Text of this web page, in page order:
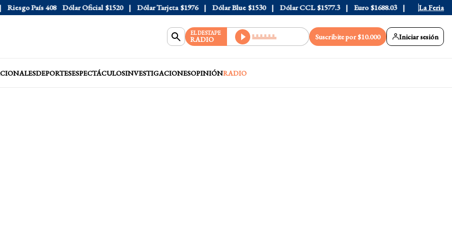
Riesgo País 408 Dólar Oficial $1520 Dólar Tarjeta $1976 Dólar Blue $1530 Dólar CCL $1577.3 Euro $1688.03 Riesgo País 408
La Feria
EL DESTAPE
RADIO Suscribite por $10.000 Iniciar sesión
DEPORTESESPECTÁCULOSINVESTIGACIONESOPINIÓNRADIO